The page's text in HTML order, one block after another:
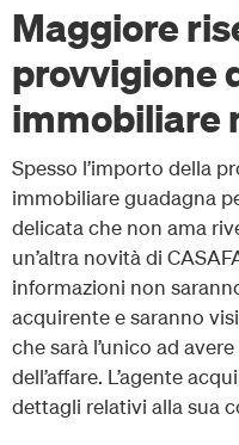
Maggiore
provvigione
immobiliare
Spesso l’importo della
immobiliare guadagna
delicata che non ama
un’altra novità di
informazioni non
acquirente e saranno
che sarà l’unico ad
dell’affare. L’agente
dettagli relativi alla sua